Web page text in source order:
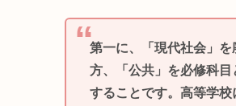
第一に、「現代社会」を
方、「公共」を必修科目
することです。高等学校